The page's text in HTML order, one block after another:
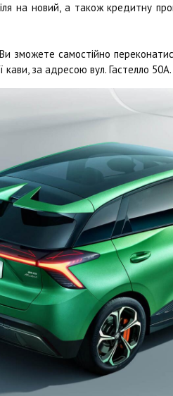
на новий, а також кредитну
зможете самостійно
кави, за адресою вул. Гастелло 50А.